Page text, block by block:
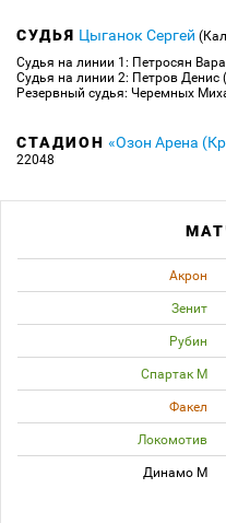
СУДЬЯ Цыганок Сергей
Судья на линии 1: Петросян
Судья на линии 2: Петров Денис
Резервный судья: Черемных
СТАДИОН «Озон Арена
22048
Акрон
Зенит
Рубин
Спартак М
Факел
Локомотив
Динамо М